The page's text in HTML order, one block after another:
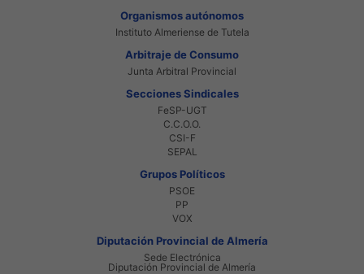
Organismos autónomos
Instituto Almeriense de Tutela
Arbitraje de Consumo
Junta Arbitral Provincial
Secciones Sindicales
FeSP-UGT
C.C.O.O.
CSI-F
SEPAL
Grupos Políticos
PSOE
PP
VOX
Diputación Provincial de Almería
Sede Electrónica
Diputación Provincial de Almería